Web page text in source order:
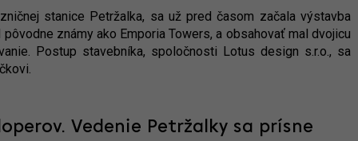
stanice Petržalka, sa už pred časom začala výstavba
známy ako Emporia Towers, a obsahovať mal dvojicu
Postup stavebníka, spoločnosti Lotus design s.r.o., sa
Vedenie Petržalky sa prísne